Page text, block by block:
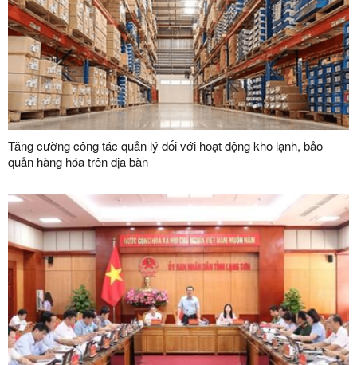
Tăng cường công tác quản lý đối với hoạt động kho lạnh, bảo
quản hàng hóa trên địa bàn